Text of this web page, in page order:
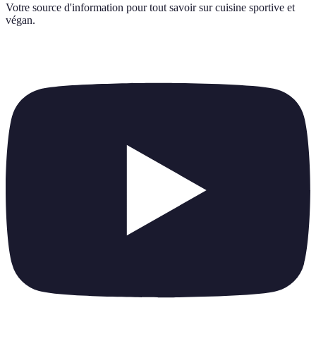
Votre source d'information pour tout savoir sur cuisine sportive et
végan.